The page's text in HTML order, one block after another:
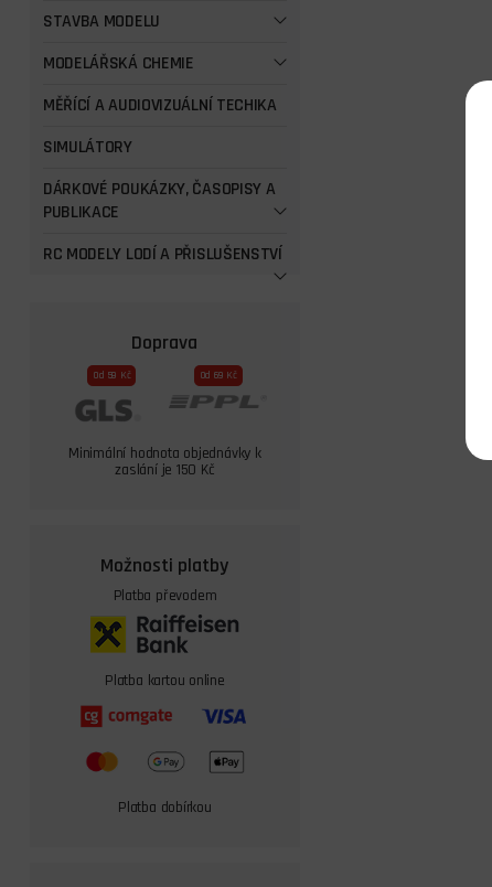
STAVBA MODELU
MODELÁŘSKÁ CHEMIE
MĚŘÍCÍ A AUDIOVIZUÁLNÍ TECHIKA
SIMULÁTORY
DÁRKOVÉ POUKÁZKY, ČASOPISY A
PUBLIKACE
RC MODELY LODÍ A PŘISLUŠENSTVÍ
Doprava
Od 59 Kč Od 69 Kč
Minimální hodnota objednávky k
zaslání je 150 Kč
Možnosti platby
Platba převodem
Platba kartou online
Platba dobírkou